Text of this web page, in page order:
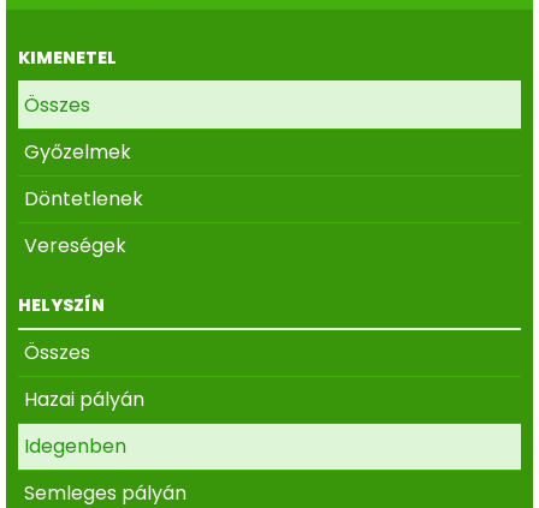
KIMENETEL
Összes
Győzelmek
Döntetlenek
Vereségek
HELYSZÍN
Összes
Hazai pályán
Idegenben
Semleges pályán